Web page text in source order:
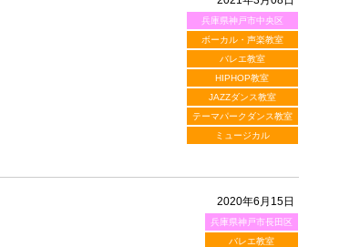
兵庫県神戸市中央区
ボーカル・声楽教室
バレエ教室
HIPHOP教室
JAZZダンス教室
テーマパークダンス教室
ミュージカル
2020年6月15日
兵庫県神戸市長田区
バレエ教室